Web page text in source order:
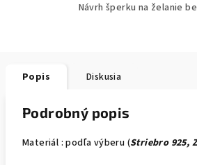
Návrh šperku na želanie
Popis Diskusia
Podrobný popis
Materiál : podľa výberu (Striebro 925,